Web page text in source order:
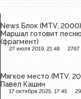
News Блок (MTV,
Маршал готовит
(фрагмент)
27 июля 2019, 21:48 2767
Мягкое место (MTV,
Павел Кашин
17 октября 2025, 17:45